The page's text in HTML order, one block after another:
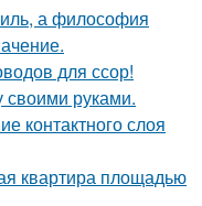
а философия
для ссор!
своими руками.
контактного слоя
квартира площадью